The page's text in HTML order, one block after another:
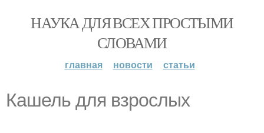
НАУКА ДЛЯ ВСЕХ ПРОСТЫМИ
СЛОВАМИ
главная новости статьи
Кашель для взрослых